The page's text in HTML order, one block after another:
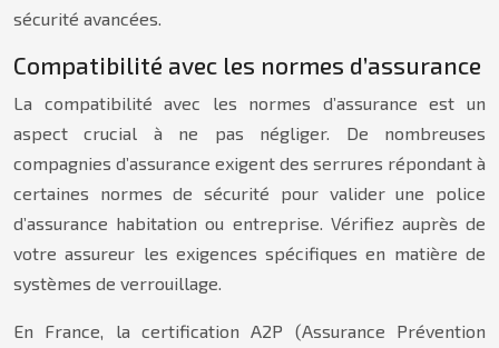
sécurité avancées.
Compatibilité avec les normes d’assurance
La compatibilité avec les normes d’assurance est un
aspect crucial à ne pas négliger. De nombreuses
compagnies d’assurance exigent des serrures répondant à
certaines normes de sécurité pour valider une police
d’assurance habitation ou entreprise. Vérifiez auprès de
votre assureur les exigences spécifiques en matière de
systèmes de verrouillage.
En France, la certification A2P (Assurance Prévention